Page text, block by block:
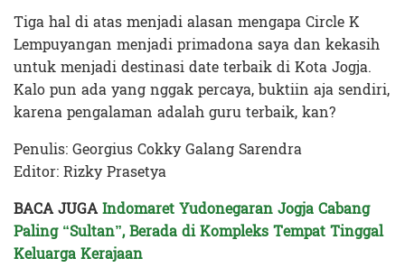
Tiga hal di atas menjadi alasan mengapa Circle K
Lempuyangan menjadi primadona saya dan kekasih
untuk menjadi destinasi date terbaik di Kota Jogja.
Kalo pun ada yang nggak percaya, buktiin aja sendiri,
karena pengalaman adalah guru terbaik, kan?
Penulis: Georgius Cokky Galang Sarendra
Editor: Rizky Prasetya
BACA JUGAIndomaret Yudonegaran Jogja Cabang
Paling “Sultan”, Berada di Kompleks Tempat Tinggal
Keluarga Kerajaan